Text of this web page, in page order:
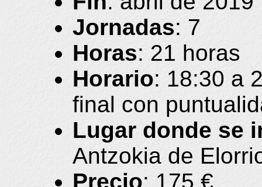
Jornadas: 7
Horas: 21 horas
Horario: 18:30 a
final con
Lugar donde se
Antzokia de
Precio: 175 €